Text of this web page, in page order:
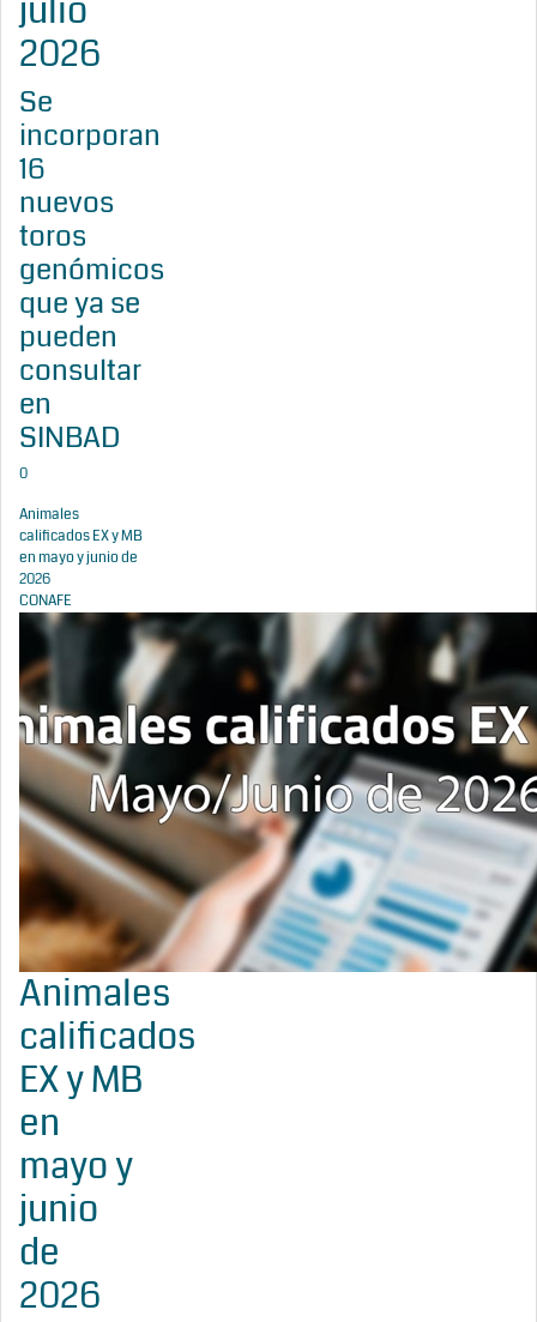
julio
2026
Se
incorporan
16
nuevos
toros
genómicos
que ya se
pueden
consultar
en
SINBAD
0
Animales
calificados EX y MB
en mayo y junio de
2026
CONAFE
Animales
calificados
EX y MB
en
mayo y
junio
de
2026